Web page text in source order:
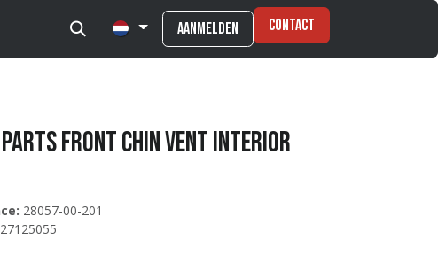
Aanmelden Contact
Parts Front chin vent interior
28057-00-201